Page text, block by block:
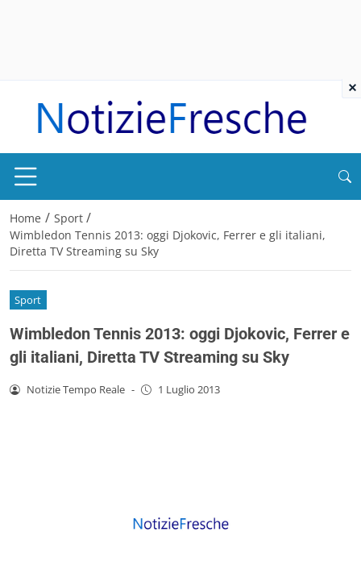
Home / Sport /
Wimbledon Tennis 2013: oggi Djokovic, Ferrer e gli italiani,
Diretta TV Streaming su Sky
Sport
Wimbledon Tennis 2013: oggi Djokovic, Ferrer e
gli italiani, Diretta TV Streaming su Sky
Notizie Tempo Reale - 1 Luglio 2013
×